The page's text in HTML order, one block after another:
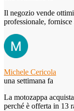
Il negozio vende
professionale,
Michele Cericola
una settimana fa
La motozappa
perché è offerta in 13